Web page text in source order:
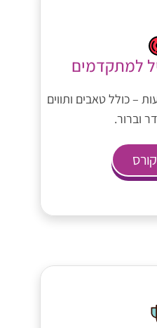
למתקדמים
– כולל טאבים ותווים
וברור.